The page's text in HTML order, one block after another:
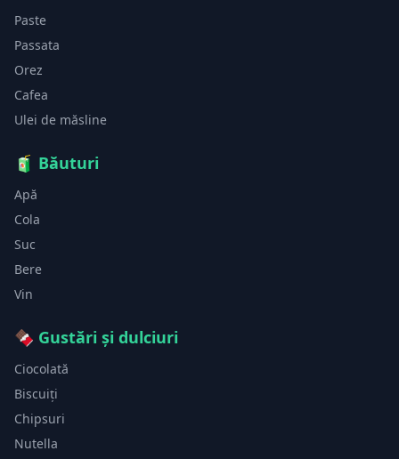
Paste
Passata
Orez
Cafea
Ulei de măsline
🧃 Băuturi
Apă
Cola
Suc
Bere
Vin
🍫 Gustări și dulciuri
Ciocolată
Biscuiți
Chipsuri
Nutella